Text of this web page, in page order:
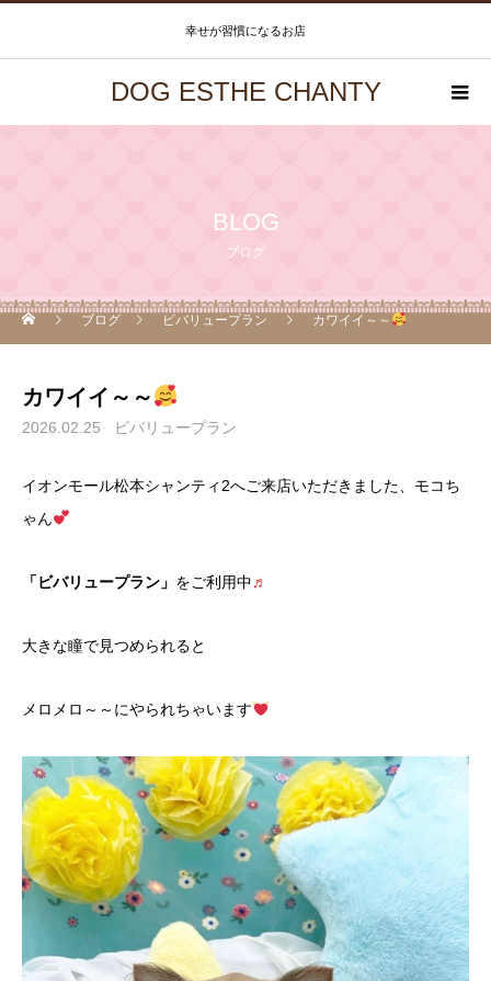
幸せが習慣になるお店
DOG ESTHE CHANTY
BLOG
ブログ
ブログ ビバリュープラン カワイイ～～
カワイイ～～
2026.02.25 ビバリュープラン
イオンモール松本シャンティ2へご来店いただきました、モコち
ゃん
「ビバリュープラン」 をご利用中♬
大きな瞳で見つめられると
メロメロ～～にやられちゃいます